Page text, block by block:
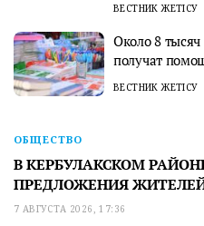
ВЕСТНИК ЖЕТІСУ
Около 8
получат
ВЕСТНИК ЖЕТІСУ
ОБЩЕСТВО
В КЕРБУЛАКСКОМ
ПРЕДЛОЖЕНИЯ
7 АВГУСТА 2026, 17:36